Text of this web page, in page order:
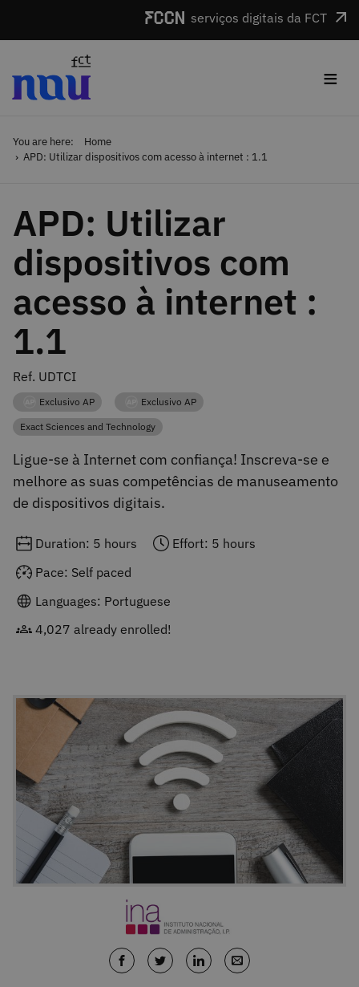
serviços digitais da FCT
≡
You are here:
Home
APD: Utilizar dispositivos com acesso à internet : 1.1
APD: Utilizar
dispositivos com
acesso à internet :
1.1
Ref. UDTCI
Category
Exclusivo AP Category
Exclusivo AP
Category
Exact Sciences and Technology
Ligue-se à Internet com confiança! Inscreva-se e
melhore as suas competências de manuseamento
de dispositivos digitais.
Duration: 5 hours
Effort: 5 hours
Pace: Self paced
Languages: Portuguese
4,027 already enrolled!